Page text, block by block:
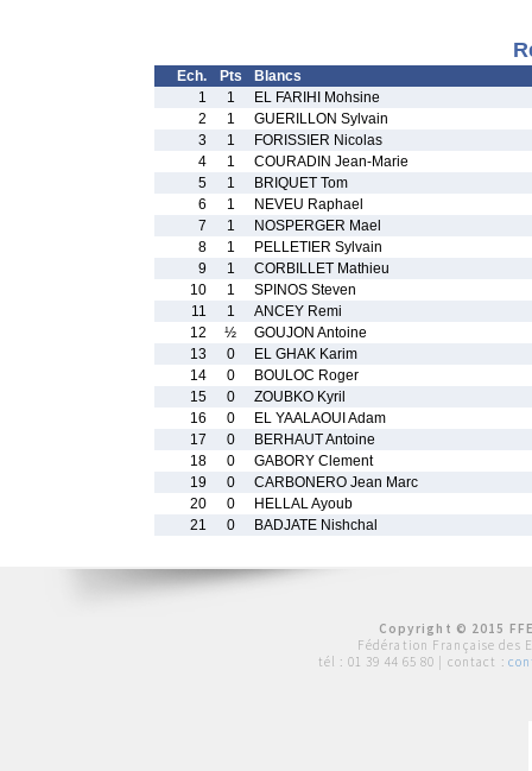
Ech. Pts
Blancs
1
1
EL FARIHI Mohsine
2
1
GUERILLON Sylvain
3
1
FORISSIER Nicolas
4
1
COURADIN Jean-Marie
5
1
BRIQUET Tom
6
1
NEVEU Raphael
7
1
NOSPERGER Mael
8
1
PELLETIER Sylvain
9
1
CORBILLET Mathieu
10
1
SPINOS Steven
11
1
ANCEY Remi
12
½
GOUJON Antoine
13
0
EL GHAK Karim
14
0
BOULOC Roger
15
0
ZOUBKO Kyril
16
0
EL YAALAOUI Adam
17
0
BERHAUT Antoine
18
0
GABORY Clement
19
0
CARBONERO Jean Marc
20
0
HELLAL Ayoub
21
0 BADJATE Nishchal
Copyright © 2015
Fédération Française des
tél : 01 39 44 65 80 | contact :